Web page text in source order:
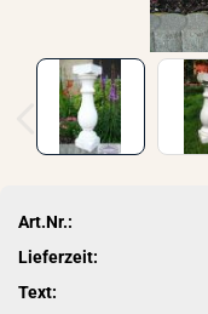
Art.Nr.:
Lieferzeit:
Text: